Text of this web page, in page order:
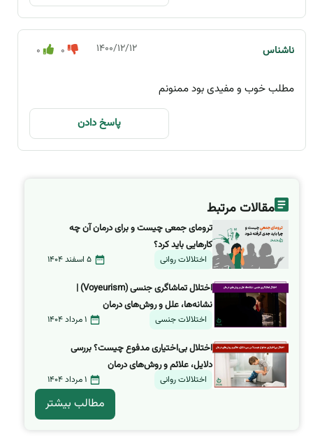
۱۴۰۰/۱۲/۱۲ ناشناس 0 0
مطلب خوب و مفیدی بود ممنونم
پاسخ دادن
مقالات مرتبط
ترومای جمعی چیست و برای درمان آن چه
کارهایی باید کرد؟
اختلالات روانی 5 اسفند 1404
اختلال تماشاگری جنسی (Voyeurism) |
نشانه‌ها، علل و روش‌های درمان
اختلالات جنسی 1 مرداد 1404
اختلال بی‌اختیاری مدفوع چیست؟ بررسی
دلایل، علائم و روش‌های درمان
اختلالات روانی 1 مرداد 1404
مطالب بیشتر